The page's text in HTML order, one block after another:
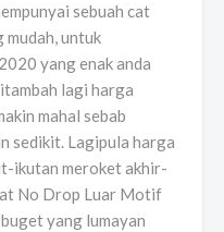
sebuah cat
mudah, untuk
yang enak anda
lagi harga
mahal sebab
sedikit. Lagipula harga
ikutan meroket akhir-
No Drop Luar Motif
yang lumayan